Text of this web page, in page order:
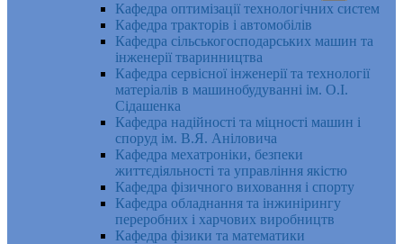
Кафедра оптимізації технологічних систем
Кафедра тракторів і автомобілів
Кафедра сільськогосподарських машин та
інженерії тваринництва
Кафедра cервісної інженерії та технології
матеріалів в машинобудуванні ім. О.І.
Сідашенка
Кафедра надійності та міцності машин і
споруд ім. В.Я. Аніловича
Кафедра мехатроніки, безпеки
життєдіяльності та управління якістю
Кафедра фізичного виховання і спорту
Кафедра обладнання та інжинірингу
переробних і харчових виробництв
Кафедра фізики та математики